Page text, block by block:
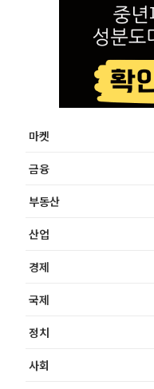
마켓
금융
부동산
산업
경제
국제
정치
사회